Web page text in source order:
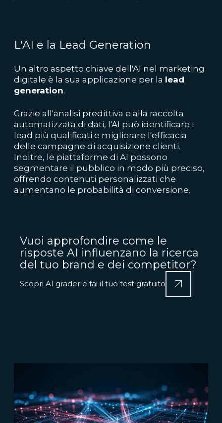
L'AI e la Lead Generation
Un altro aspetto chiave dell'AI nel marketing
digitale è la sua applicazione per la lead
generation.
Grazie all'analisi predittiva e alla raccolta
automatizzata di dati, l'AI può identificare i
lead più qualificati e migliorare l'efficacia
delle campagne di acquisizione clienti.
Inoltre, le piattaforme di AI possono
segmentare il pubblico in modo più preciso,
offrendo contenuti personalizzati che
aumentano le probabilità di conversione.
Vuoi approfondire come le
risposte AI influenzano la ricerca
del tuo brand e dei competitor?
Scopri AI grader e fai il tuo test gratuito